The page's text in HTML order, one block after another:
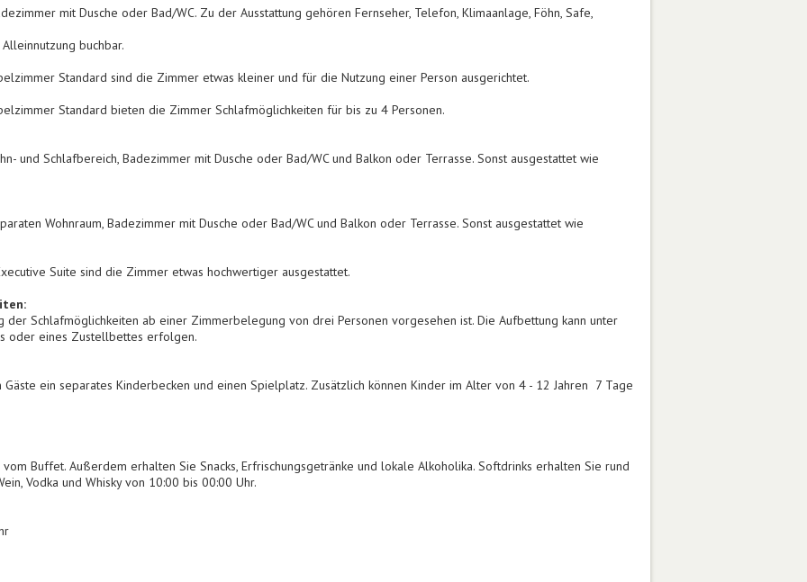
mit Dusche oder Bad/WC. Zu der Ausstattung gehören Fernseher, Telefon, Klimaanlage, Föhn, Safe,
buchbar.
Standard sind die Zimmer etwas kleiner und für die Nutzung einer Person ausgerichtet.
Standard bieten die Zimmer Schlafmöglichkeiten für bis zu 4 Personen.
und Schlafbereich, Badezimmer mit Dusche oder Bad/WC und Balkon oder Terrasse. Sonst ausgestattet wie
Wohnraum, Badezimmer mit Dusche oder Bad/WC und Balkon oder Terrasse. Sonst ausgestattet wie
Suite sind die Zimmer etwas hochwertiger ausgestattet.
der Schlafmöglichkeiten ab einer Zimmerbelegung von drei Personen vorgesehen ist. Die Aufbettung kann unter
oder eines Zustellbettes erfolgen.
ein separates Kinderbecken und einen Spielplatz. Zusätzlich können Kinder im Alter von 4 - 12 Jahren 7 Tage
vom Buffet. Außerdem erhalten Sie Snacks, Erfrischungsgetränke und lokale Alkoholika. Softdrinks erhalten Sie rund
Vodka und Whisky von 10:00 bis 00:00 Uhr.